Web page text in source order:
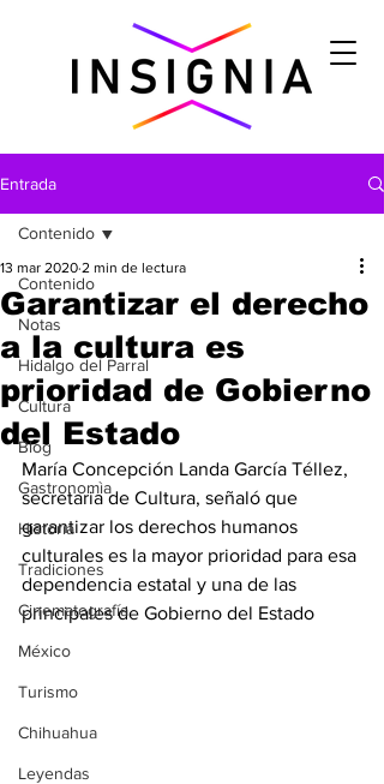
Entrada
Contenido
Notas
Hidalgo del Parral
Cultura
Blog
Gastronomìa
Historia
Tradiciones
Cinematografía
México
Turismo
Chihuahua
Leyendas
Contenido
Garantizar el derecho
a la cultura es
prioridad de Gobierno
del Estado
13 mar 2020 2 min de lectura
María Concepción Landa García Téllez,
secretaria de Cultura, señaló que
garantizar los derechos humanos
culturales es la mayor prioridad para esa
dependencia estatal y una de las
principales de Gobierno del Estado